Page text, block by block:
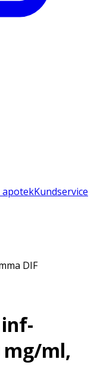
apotekKundservice
DIF
mg/ml,